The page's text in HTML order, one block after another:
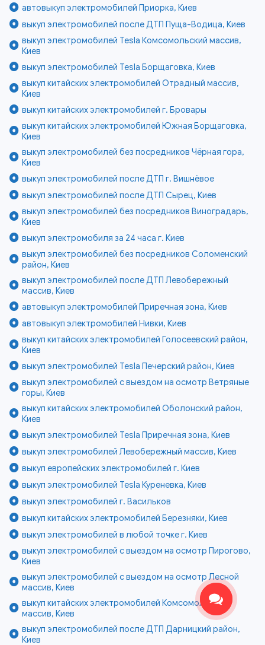
автовыкуп электромобилей Приорка, Киев
выкуп электромобилей после ДТП Пуща-Водица, Киев
выкуп электромобилей Tesla Комсомольский массив,
Киев
выкуп электромобилей Tesla Борщаговка, Киев
выкуп китайских электромобилей Отрадный массив,
Киев
выкуп китайских электромобилей г. Бровары
выкуп китайских электромобилей Южная Борщаговка,
Киев
выкуп электромобилей без посредников Чёрная гора,
Киев
выкуп электромобилей после ДТП г. Вишнёвое
выкуп электромобилей после ДТП Сырец, Киев
выкуп электромобилей без посредников Виноградарь,
Киев
выкуп электромобиля за 24 часа г. Киев
выкуп электромобилей без посредников Соломенский
район, Киев
выкуп электромобилей после ДТП Левобережный
массив, Киев
автовыкуп электромобилей Приречная зона, Киев
автовыкуп электромобилей Нивки, Киев
выкуп китайских электромобилей Голосеевский район,
Киев
выкуп электромобилей Tesla Печерский район, Киев
выкуп электромобилей с выездом на осмотр Ветряные
горы, Киев
выкуп китайских электромобилей Оболонский район,
Киев
выкуп электромобилей Tesla Приречная зона, Киев
выкуп электромобилей Левобережный массив, Киев
выкуп европейских электромобилей г. Киев
выкуп электромобилей Tesla Куреневка, Киев
выкуп электромобилей г. Васильков
выкуп китайских электромобилей Березняки, Киев
выкуп электромобилей в любой точке г. Киев
выкуп электромобилей с выездом на осмотр Пирогово,
Киев
выкуп электромобилей с выездом на осмотр Лесной
массив, Киев
выкуп китайских электромобилей Комсомольский
массив, Киев
выкуп электромобилей после ДТП Дарницкий район,
Киев